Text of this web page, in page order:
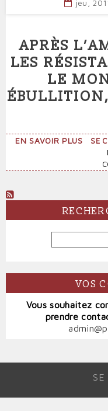
jeu,
APRÈS
LES
LE
ÉBULLITION,
EN SAVOIR PLUS SUR
EN
LE
CE
N’EST
PAS
FINI
SE
VOS
Vous souhaitez
prendre
SE